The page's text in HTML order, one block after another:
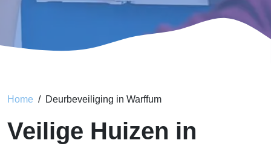
Home Deurbeveiliging in Warffum
Veilige Huizen in